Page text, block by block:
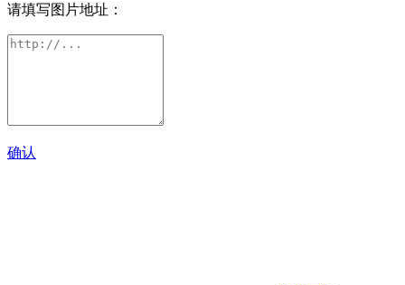
请填写图片地址：
确认